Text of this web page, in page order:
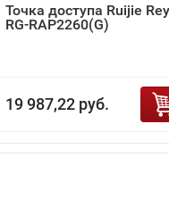
Точка доступа Ruijie
RG-RAP2260(G)
19 987,22 руб.